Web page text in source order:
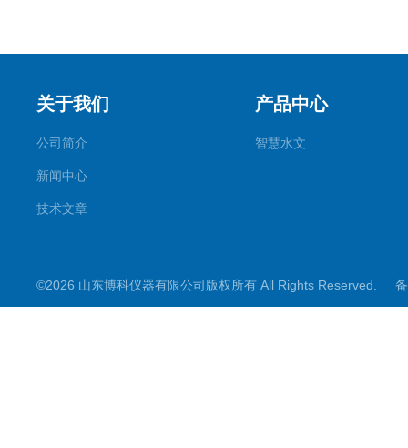
关于我们
公司简介
新闻中心
技术文章
产品中心
智慧水文
©2026 山东博科仪器有限公司版权所有 All Rights Reserved.